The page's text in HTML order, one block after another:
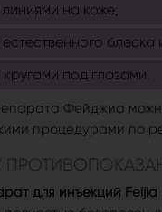
на коже;
под глазами.
Фейджиа
процедурами по
для инъекций Feijia